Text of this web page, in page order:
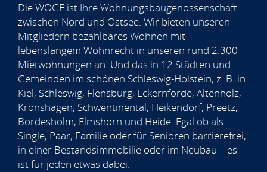
Die WOGE ist Ihre Wohnungsbaugenossenschaft
zwischen Nord und Ostsee. Wir bieten unseren
Mitgliedern bezahlbares Wohnen mit
lebenslangem Wohnrecht in unseren rund 2.300
Mietwohnungen an. Und das in 12 Städten und
Gemeinden im schönen Schleswig-Holstein, z. B. in
Kiel, Schleswig, Flensburg, Eckernförde, Altenholz,
Kronshagen, Schwentinental, Heikendorf, Preetz,
Bordesholm, Elmshorn und Heide. Egal ob als
Single, Paar, Familie oder für Senioren barrierefrei,
in einer Bestandsimmobilie oder im Neubau – es
ist für jeden etwas dabei.